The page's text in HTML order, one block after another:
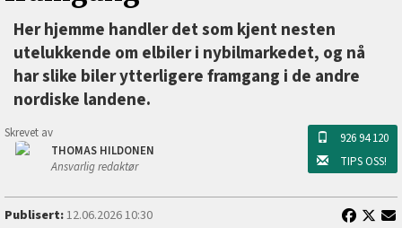
Her hjemme handler det som kjent nesten
utelukkende om elbiler i nybilmarkedet, og nå
har slike biler ytterligere framgang i de andre
nordiske landene.
Skrevet av
THOMAS HILDONEN
Ansvarlig redaktør
926 94 120
TIPS OSS!
Publisert:12.06.2026 10:30